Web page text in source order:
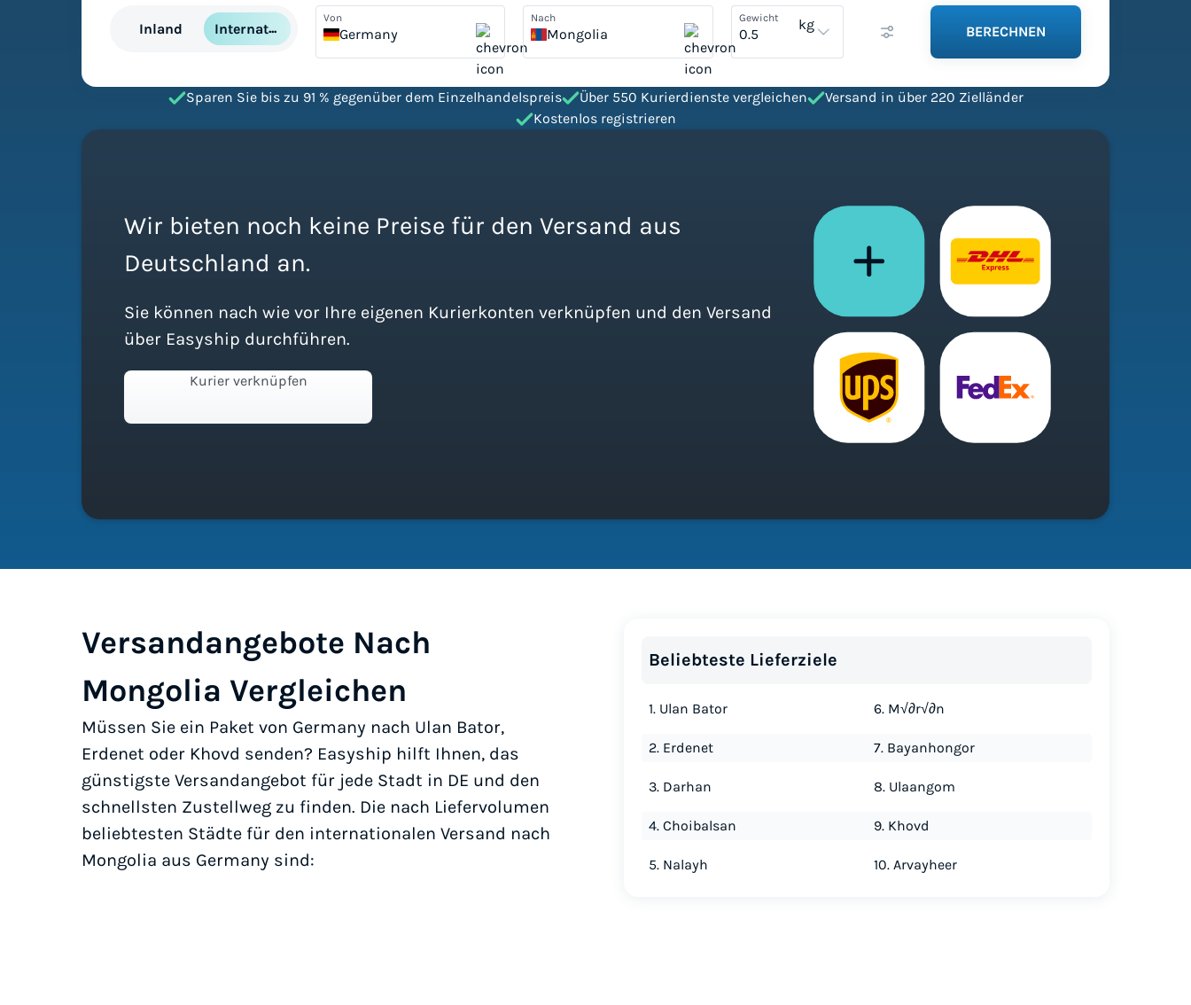
Inland International
Von
Germany
Nach
Mongolia
Gewicht kg BERECHNEN
Sparen Sie bis zu 91 % gegenüber dem Einzelhandelspreis Über 550 Kurierdienste vergleichen
Versand in über 220 Zielländer
Kostenlos registrieren
Wir bieten noch keine Preise für den Versand aus
Deutschland an.
Sie können nach wie vor Ihre eigenen Kurierkonten verknüpfen und den Versand
über Easyship durchführen.
Kurier verknüpfen
Versandangebote Nach
Mongolia Vergleichen
Müssen Sie ein Paket von Germany nach Ulan Bator,
Erdenet oder Khovd senden? Easyship hilft Ihnen, das
günstigste Versandangebot für jede Stadt in DE und den
schnellsten Zustellweg zu finden. Die nach Liefervolumen
beliebtesten Städte für den internationalen Versand nach
Mongolia aus Germany sind:
Beliebteste Lieferziele
1. Ulan Bator
2. Erdenet
3. Darhan
4. Choibalsan
5. Nalayh
6. M√∂r√∂n
7. Bayanhongor
8. Ulaangom
9. Khovd
10. Arvayheer